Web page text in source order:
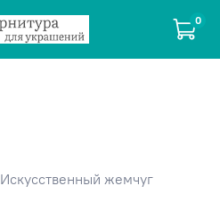
0
Искусственный жемчуг